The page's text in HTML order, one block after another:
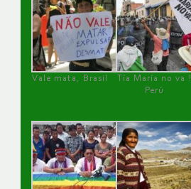
Vale mata, Brasil
Tía María no va !
Perú